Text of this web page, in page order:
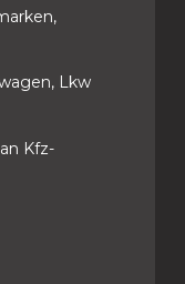
Lkw
Kfz-